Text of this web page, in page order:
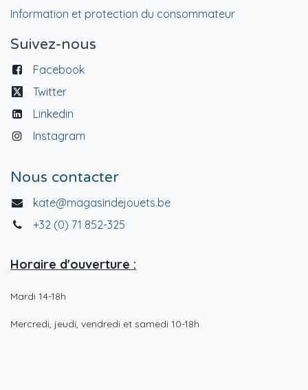
Information et protection du consommateur
Suivez-nous
Facebook
Twitter
Linkedin
Instagram
Nous contacter
kate@magasindejouets.be
+32 (0) 71 852-325
Horaire d'ouverture :
Mardi 14-18h
Mercredi, jeudi, vendredi et samedi 10-18h